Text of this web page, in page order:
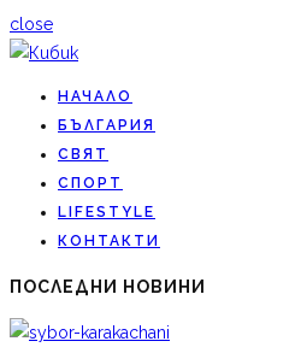
close
НАЧАЛО
БЪЛГАРИЯ
СВЯТ
СПОРТ
LIFESTYLE
КОНТАКТИ
ПОСЛЕДНИ НОВИНИ